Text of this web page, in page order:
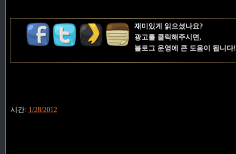
재미있게 읽으셨나요?
광고를 클릭해주시면,
블로그 운영에 큰 도움이 됩니다!
시간: 1/28/2012